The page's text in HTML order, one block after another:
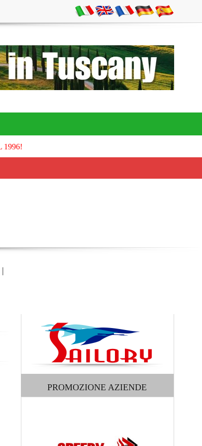
1996!
|
PROMOZIONE AZIENDE